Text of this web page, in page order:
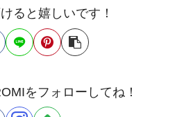
ると嬉しいです！
をフォローしてね！